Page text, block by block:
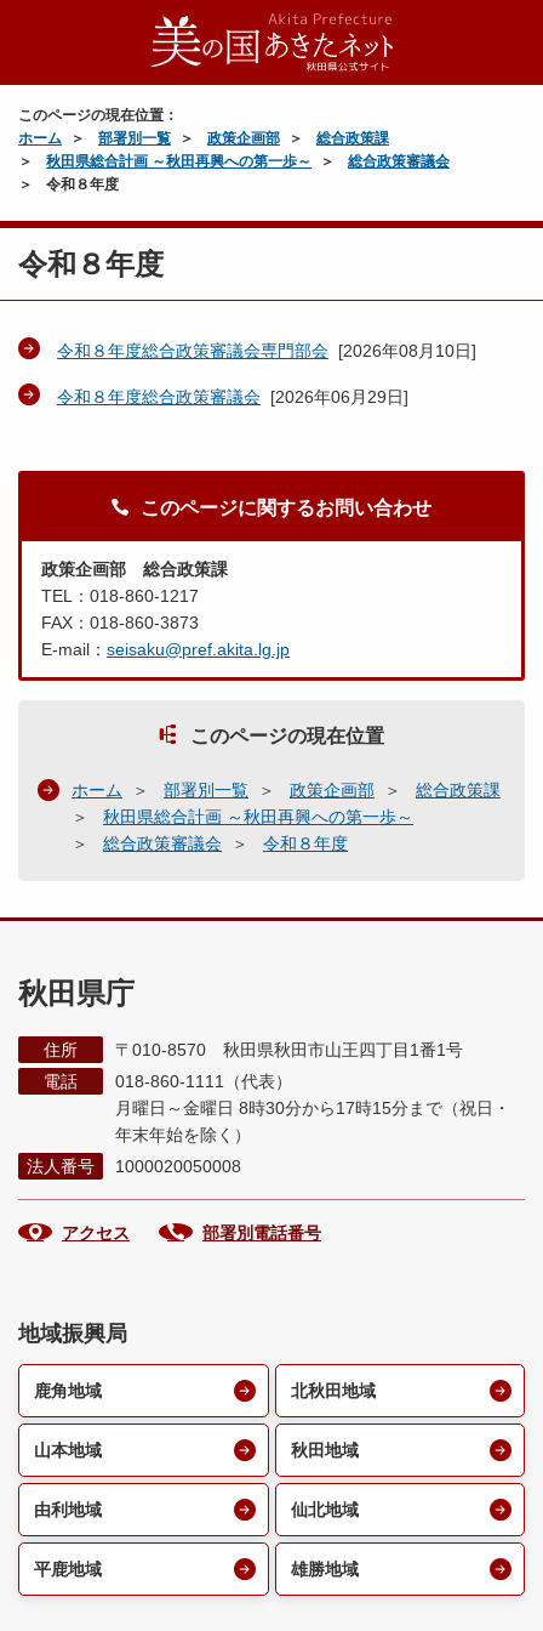
このページの現在位置：
ホーム
部署別一覧 政策企画部
総合政策課
秋田県総合計画 ～秋田再興への第一歩～
総合政策審議会
令和８年度
令和８年度
令和８年度総合政策審議会専門部会 [2026年08月10日]
令和８年度総合政策審議会 [2026年06月29日]
このページに関するお問い合わせ
政策企画部 総合政策課
TEL：018-860-1217
FAX：018-860-3873
E-mail： seisaku@pref.akita.lg.jp
このページの現在位置
ホーム 部署別一覧 政策企画部
総合政策課
秋田県総合計画 ～秋田再興への第一歩～
総合政策審議会
令和８年度
秋田県庁
住所
〒010-8570 秋田県秋田市山王四丁目1番1号
電話
018-860-1111（代表）
月曜日～金曜日 8時30分から17時15分まで （祝日・
年末年始を除く）
法人番号
1000020050008
アクセス 部署別電話番号
地域振興局
鹿角地域 北秋田地域
山本地域 秋田地域
由利地域 仙北地域
平鹿地域 雄勝地域